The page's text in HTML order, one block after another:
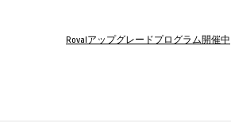
Rovalアップグレードプログラム開催中